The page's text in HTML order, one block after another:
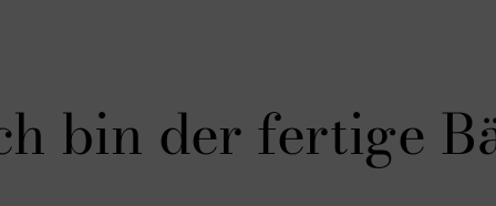
bin der fertige